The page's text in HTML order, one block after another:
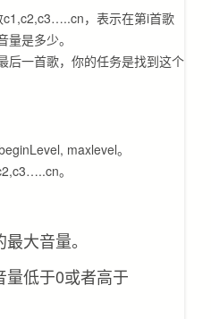
c1,c2,c3…..cn，表示在第i首歌
是多少。
后一首歌，你的任务是找到这个
maxlevel。
。
大音量。
低于0或者高于